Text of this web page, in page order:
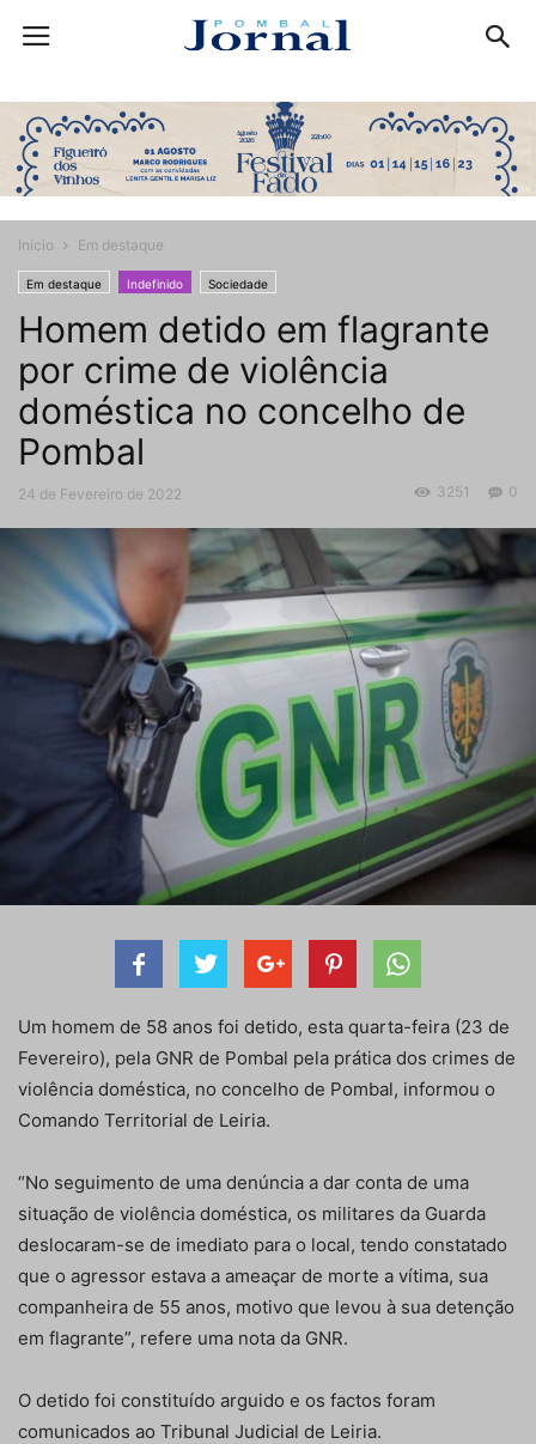
Início Em destaque
Em destaque Indefinido Sociedade
Homem detido em flagrante
por crime de violência
doméstica no concelho de
Pombal
24 de Fevereiro de 2022 0
3251
Um homem de 58 anos foi detido, esta quarta-feira (23 de
Fevereiro), pela GNR de Pombal pela prática dos crimes de
violência doméstica, no concelho de Pombal, informou o
Comando Territorial de Leiria.
“No seguimento de uma denúncia a dar conta de uma
situação de violência doméstica, os militares da Guarda
deslocaram-se de imediato para o local, tendo constatado
que o agressor estava a ameaçar de morte a vítima, sua
companheira de 55 anos, motivo que levou à sua detenção
em flagrante”, refere uma nota da GNR.
O detido foi constituído arguido e os factos foram
comunicados ao Tribunal Judicial de Leiria.